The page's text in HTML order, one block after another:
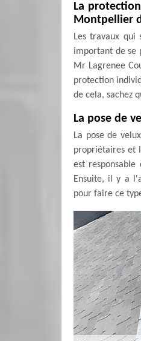
La
Montpellier
Les travaux
important de se
Mr Lagrenee
protection
de cela, sachez
La pose de
La pose de
propriétaires et
est
Ensuite, il y a
pour faire ce